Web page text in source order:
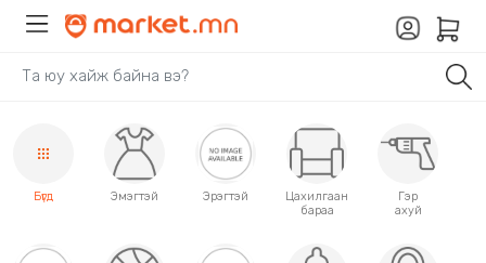
Бүгд Эмэгтэй Эрэгтэй
Цахилгаан
бараа
Гэр
ахуй